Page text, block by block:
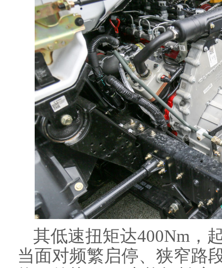
其低速扭矩达400Nm，
当面对频繁启停、狭窄路